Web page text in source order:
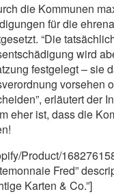
die Kommunen
für die
“Die
wird
festgelegt – sie
vorsehen
erläutert der
eher ist, dass die
Product/
Fred”
Karten & Co.”]